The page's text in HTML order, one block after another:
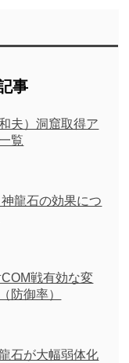
事
夫）洞窟取得ア
覧
龍石の効果につ
戦有効な変
防御率）
石が大幅弱体化